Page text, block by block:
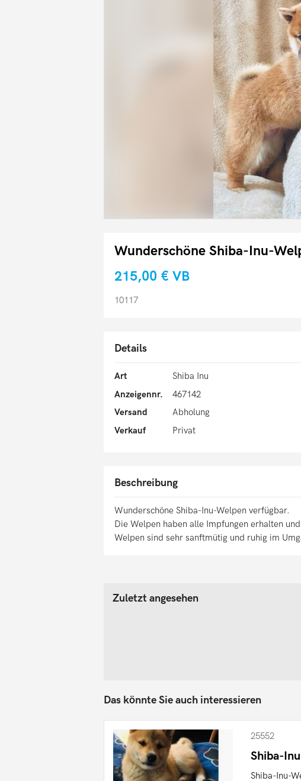
Wunderschöne Shiba-Inu-
215,00 € VB
10117
Details
Art
Shiba Inu
Anzeigennr.
467142
Versand
Abholung
Verkauf
Privat
Beschreibung
Wunderschöne Shiba-Inu-Welpen verfügbar.
Die Welpen haben alle Impfungen erhalten
Welpen sind sehr sanftmütig und ruhig im
Zuletzt angesehen
Das könnte Sie auch interessieren
25552
Shiba-
Shiba-Inu-